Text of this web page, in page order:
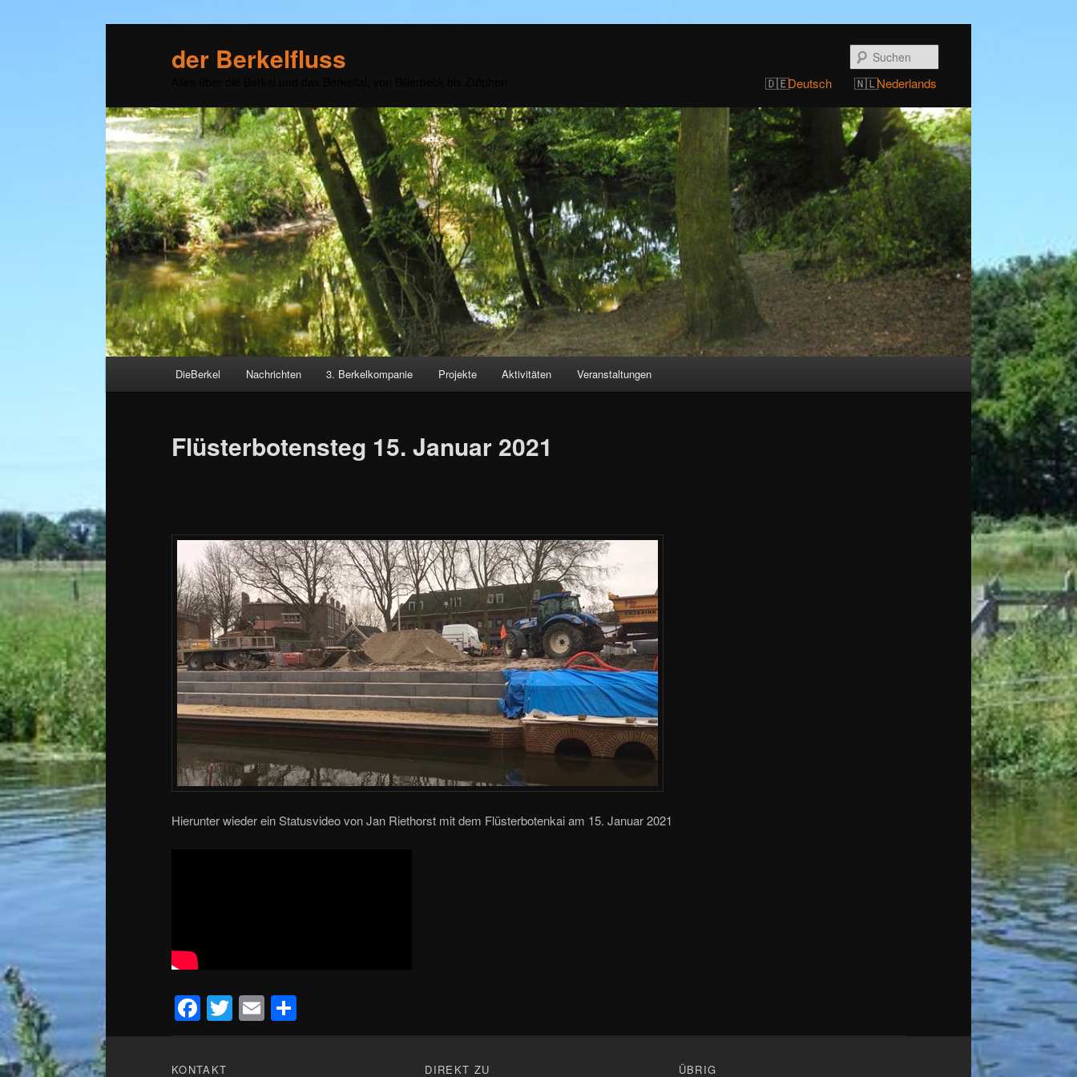
der Berkelfluss
Deutsch Nederlands
Zum
Inhalt
DieBerkel Nachrichten 3. Berkelkompanie Projekte Aktivitäten Veranstaltungen
Flüsterbotensteg 15. Januar 2021
Hierunter wieder ein Statusvideo von Jan Riethorst mit dem Flüsterbotenkai am 15. Januar 2021
Facebook
Twitter
Email
KONTAKT DIREKT ZU ÜBRIG